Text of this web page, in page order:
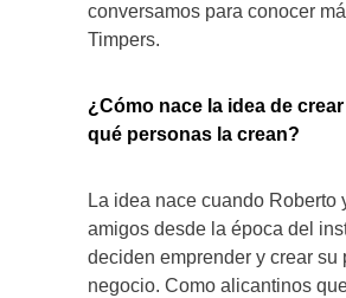
conversamos para conocer
Timpers.
¿Cómo nace la idea de
qué personas la crean?
La idea nace cuando Roberto
amigos desde la época del
deciden emprender y crear su
negocio. Como alicantinos